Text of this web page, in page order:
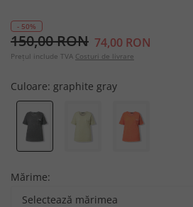
- 50%
150,00 RON 74,00 RON
Prețul include TVA Costuri de livrare
Culoare: graphite gray
Mărime:
Selectează mărimea